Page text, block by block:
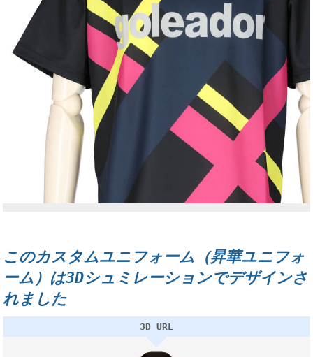
このカスタムユニフォーム（昇華ユニフォ
ーム）は3Dシュミレーションでデザインさ
れました
3D URL